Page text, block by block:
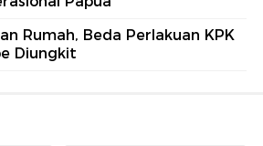
Rumah, Beda Perlakuan KPK
Diungkit